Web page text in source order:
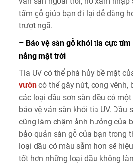
tấm gỗ giúp bạn đi lại dễ dàng
trượt ngã.
– Bảo vệ sàn gỗ khỏi tia cực
nắng mặt trời
Tia UV có thể phá hủy bề mặt
vườn có thể gây nứt, cong vênh,
các loại dầu sơn sàn đều có
bảo vệ ván sàn khỏi tia UV. Dầu
cũng làm chậm ảnh hưởng của
bảo quản sàn gỗ của bạn trong
loại dầu có màu sẫm hơn sẽ
tốt hơn những loại dầu không